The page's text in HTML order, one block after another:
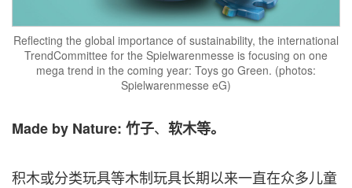
Reflecting the global importance of sustainability, the international
TrendCommittee for the Spielwarenmesse is focusing on one
mega trend in the coming year: Toys go Green. (photos:
Spielwarenmesse eG)
Made by Nature: 竹子、 软木等。
积木或分类玩具等木制玩具长期以来一直在众多儿童